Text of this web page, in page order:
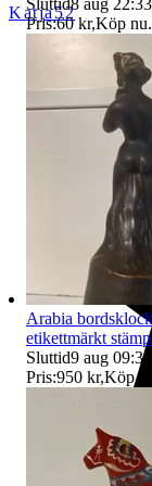
Katja52
Sluttid8 aug 22:33
Pris:60 kr,Köp nu.
Arabia
etikettmärkt
Sluttid9 aug 09:36
Pris:950 kr,Köp nu